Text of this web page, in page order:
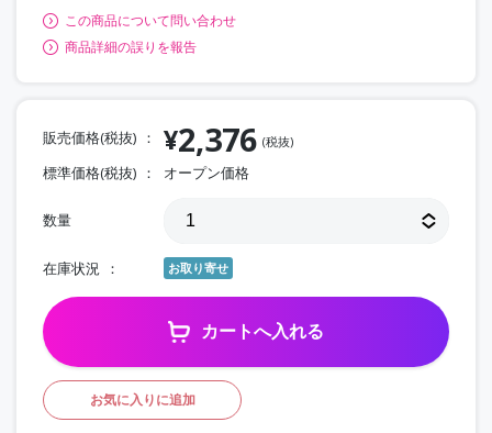
この商品について問い合わせ
商品詳細の誤りを報告
販売価格(税抜) ¥2,376 (税抜)
標準価格(税抜) オープン価格
数量
在庫状況 お取り寄せ
カートへ入れる
お気に入りに追加